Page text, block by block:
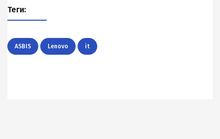
Теги:
ASBIS Lenovo it